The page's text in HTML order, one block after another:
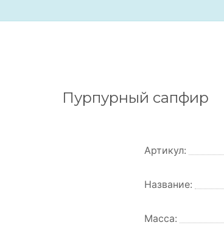
Пурпурный сапфир
Артикул:
Название:
Масса: